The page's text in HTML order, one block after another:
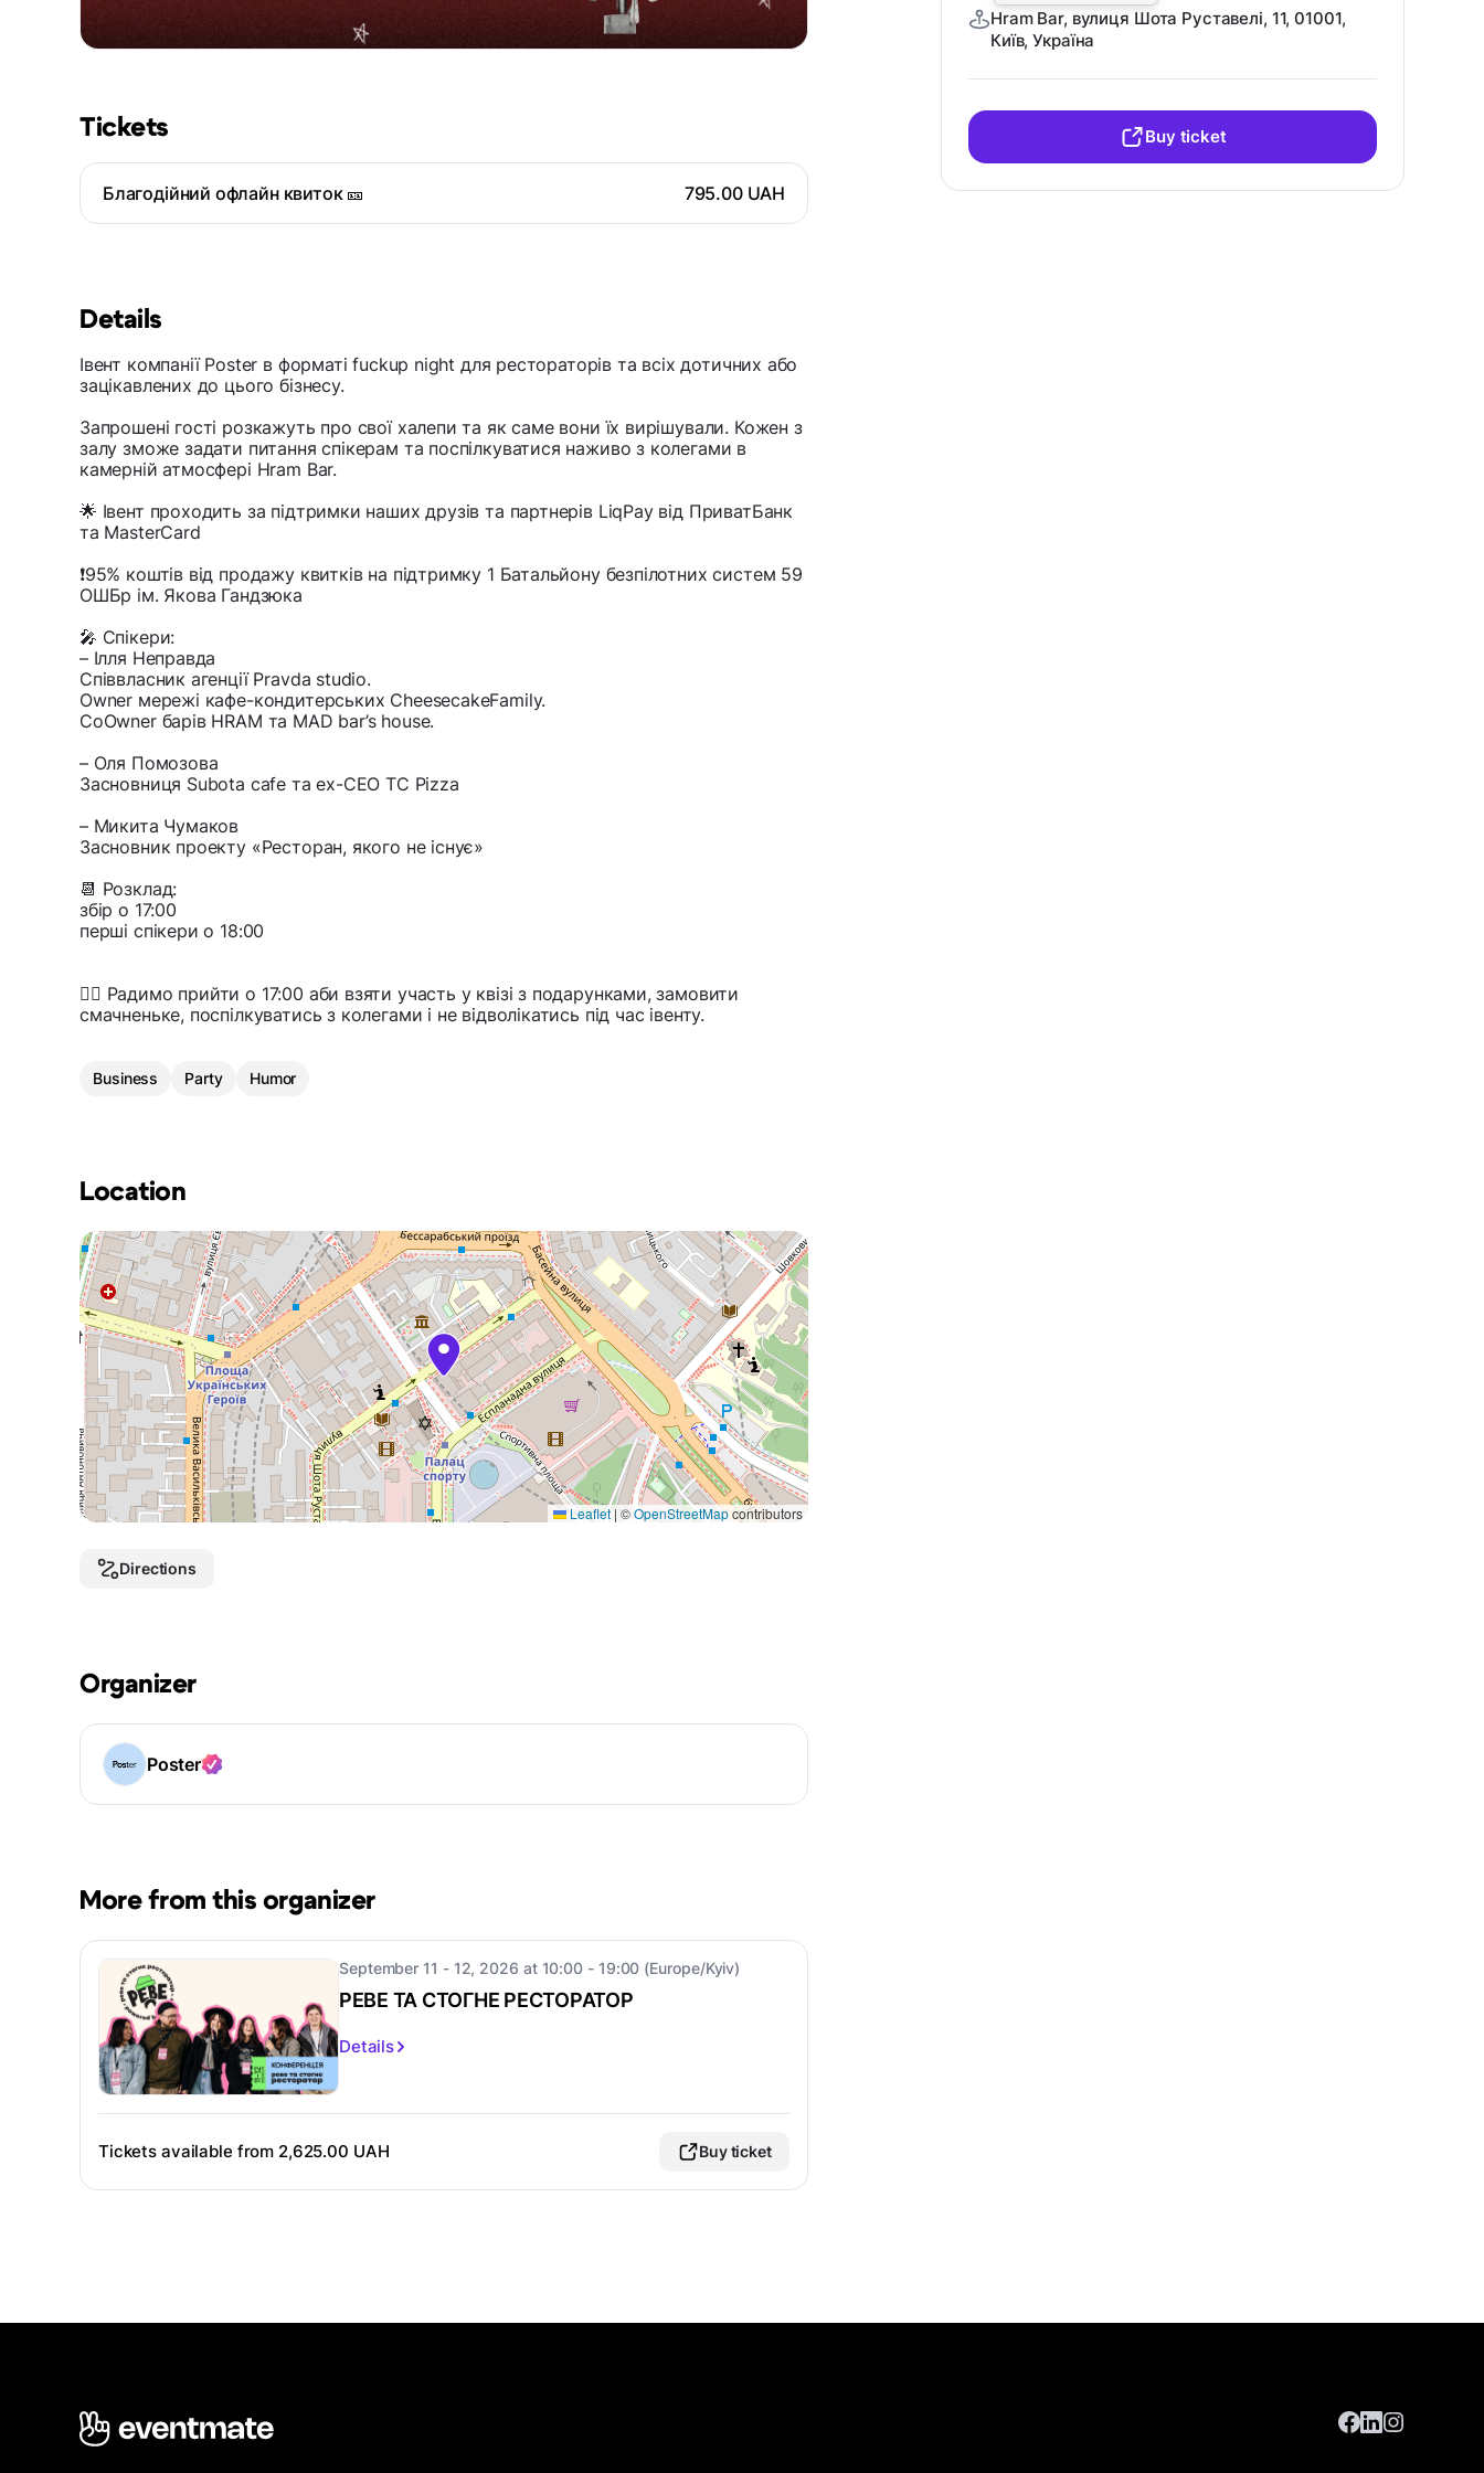
Tickets
Благодійний офлайн квиток 🎫 795.00 UAH
Details
Івент компанії Poster в форматі fuckup night для рестораторів та всіх дотичних або
зацікавлених до цього бізнесу.
Запрошені гості розкажуть про свої халепи та як саме вони їх вирішували. Кожен з
залу зможе задати питання спікерам та поспілкуватися наживо з колегами в
камерній атмосфері Hram Bar.
🌟 Івент проходить за підтримки наших друзів та партнерів LiqPay від ПриватБанк
та MasterCard
❗️95% коштів від продажу квитків на підтримку 1 Батальйону безпілотних систем 59
ОШБр ім. Якова Гандзюка
🎤 Спікери:
– Ілля Неправда
Співвласник агенції Pravda studio.
Owner мережі кафе-кондитерських CheesecakeFamily.
CoOwner барів HRAM та MAD bar’s house.
– Оля Помозова
Засновниця Subota cafe та ex-CEO TC Pizza
– Микита Чумаков
Засновник проекту «Ресторан, якого не існує»
📆 Розклад:
збір о 17:00
перші спікери о 18:00
☝🏻 Радимо прийти о 17:00 аби взяти участь у квізі з подарунками, замовити
смачненьке, поспілкуватись з колегами і не відволікатись під час івенту.
Business Party Humor
Location
Leaflet | ©OpenStreetMapcontributors
Directions
Organizer
Poster
More from this organizer
September 11 - 12, 2026 at 10:00 - 19:00 (Europe/Kyiv)
РЕВЕ ТА СТОГНЕ РЕСТОРАТОР
Details
Tickets available from 2,625.00 UAH Buy ticket
Hram Bar, вулиця Шота Руставелі, 11, 01001,
Київ, Україна
Buy ticket